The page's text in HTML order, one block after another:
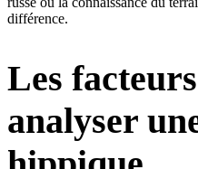
différence.
Les
analyser